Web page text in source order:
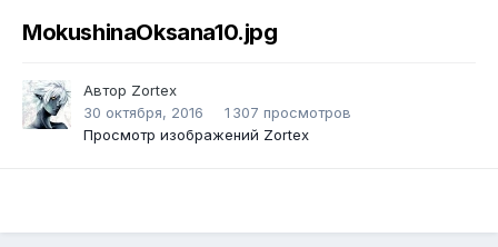
MokushinaOksana10.jpg
Автор Zortex
30 октября, 2016
1 307 просмотров
Просмотр изображений Zortex